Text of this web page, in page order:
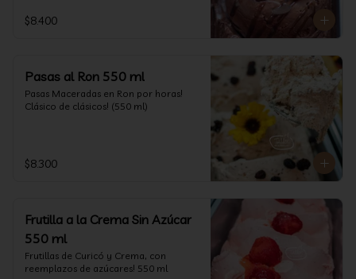
$8.400
Pasas al Ron 550 ml
Pasas Maceradas en Ron por horas!
Clásico de clásicos! (550 ml)
$8.300
Frutilla a la Crema Sin Azúcar
550 ml
Frutillas de Curicó y Crema, con
reemplazos de azúcares! 550 ml